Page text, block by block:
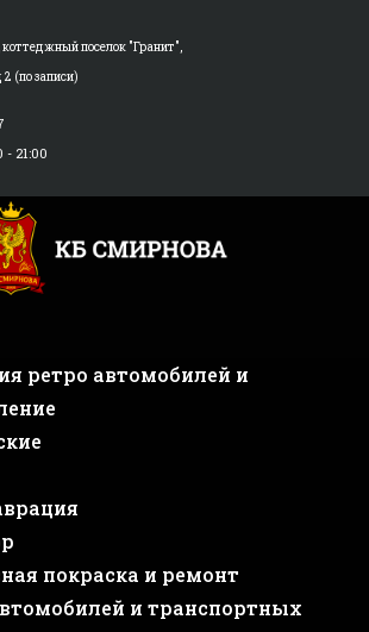
поселок "Гранит",
(по записи)
21:00
ретро автомобилей и
покраска и ремонт
и транспортных